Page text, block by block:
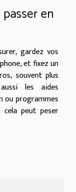
en
gardez vos
et fixez un
souvent plus
les aides
ou programmes
peut peser